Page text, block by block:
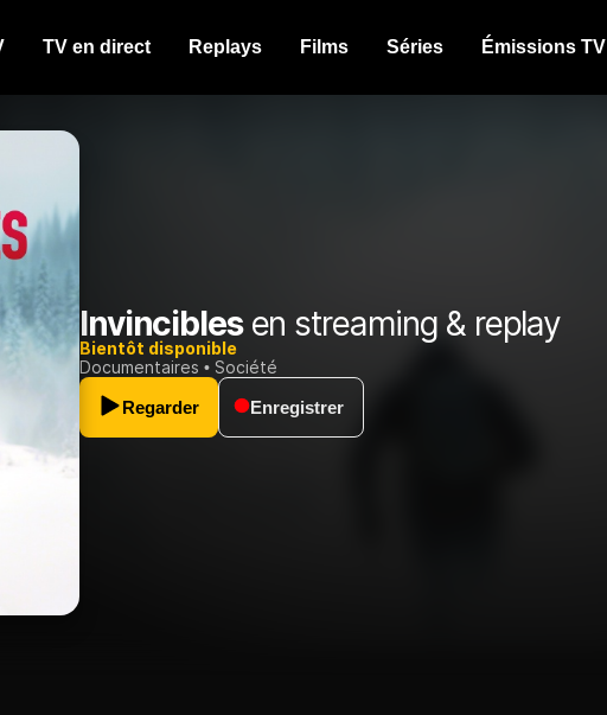
TV en direct Replays Films Séries Émissions TV
Invinciblesen streaming & replay
Bientôt disponible
Documentaires
Société
Regarder
Enregistrer